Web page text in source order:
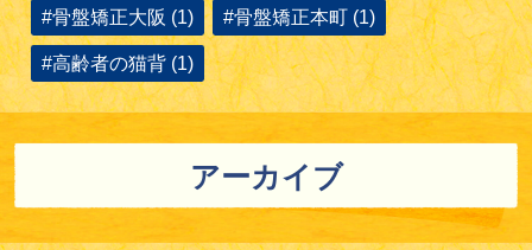
#骨盤矯正大阪 (1) #骨盤矯正本町 (1)
#高齢者の猫背 (1)
アーカイブ